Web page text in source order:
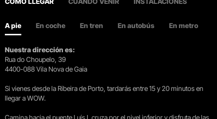
A pie En coche En tren En autobús En metro
Nuestra dirección es:
Rua do Choupelo, 39
4400-088 Vila Nova de Gaia
Si vienes desde la Ribeira de Porto, tardarás entre 15 y 20 minutos en
llegar a WOW.
Camina hacia el puente Luís I, cruza por el nivel inferior y disfruta de las